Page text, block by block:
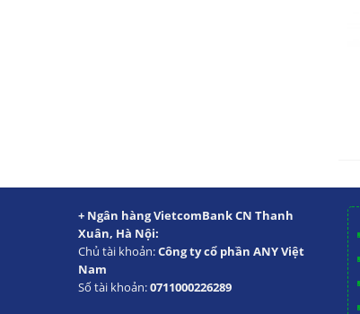
+ Ngân hàng VietcomBank CN Thanh
Xuân, Hà Nội:
Chủ tài khoản:Công ty cổ phần ANY Việt
Nam
Số tài khoản:0711000226289